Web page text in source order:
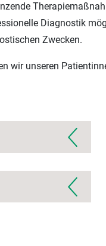
Diagnostik
Zwecken.
wir unseren